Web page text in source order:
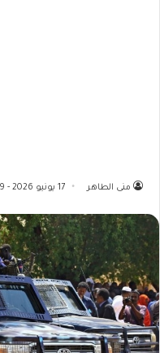
منى الطاهر 17 يونيو 2026 - 7:49 مساءً